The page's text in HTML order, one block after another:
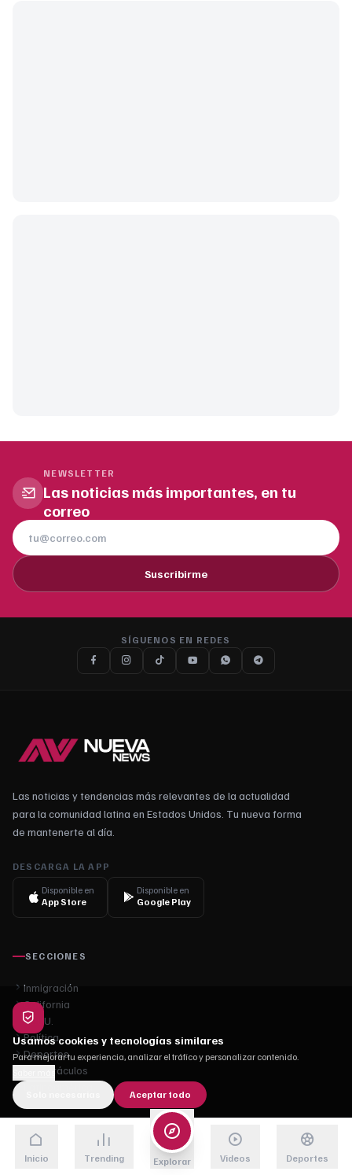
NEWSLETTER
Las noticias más importantes, en tu
correo
Suscribirme
SÍGUENOS EN REDES
Las noticias y tendencias más relevantes de la actualidad
para la comunidad latina en Estados Unidos. Tu nueva forma
de mantenerte al día.
DESCARGA LA APP
Disponible en
App Store
Disponible en
Google Play
SECCIONES
Inmigración
California
EE.UU.
Política
Deportes
Espectáculos
TEMAS DE HOY
#Migración
Usamos cookies y tecnologías similares
Para mejorar tu experiencia, analizar el tráfico y personalizar contenido.
Aceptar todo
Inicio Trending Explorar Videos Deportes